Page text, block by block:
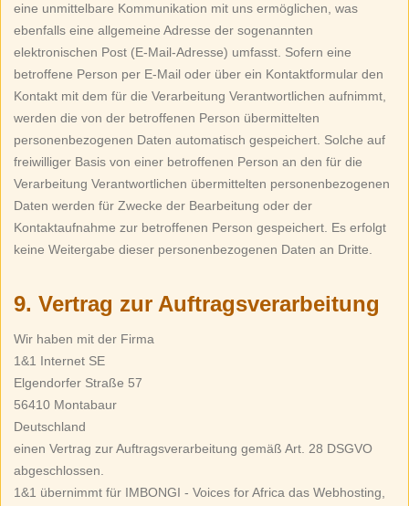
eine unmittelbare Kommunikation mit uns ermöglichen, was
ebenfalls eine allgemeine Adresse der sogenannten
elektronischen Post (E-Mail-Adresse) umfasst. Sofern eine
betroffene Person per E-Mail oder über ein Kontaktformular den
Kontakt mit dem für die Verarbeitung Verantwortlichen aufnimmt,
werden die von der betroffenen Person übermittelten
personenbezogenen Daten automatisch gespeichert. Solche auf
freiwilliger Basis von einer betroffenen Person an den für die
Verarbeitung Verantwortlichen übermittelten personenbezogenen
Daten werden für Zwecke der Bearbeitung oder der
Kontaktaufnahme zur betroffenen Person gespeichert. Es erfolgt
keine Weitergabe dieser personenbezogenen Daten an Dritte.
9. Vertrag zur Auftragsverarbeitung
Wir haben mit der Firma
1&1 Internet SE
Elgendorfer Straße 57
56410 Montabaur
Deutschland
einen Vertrag zur Auftragsverarbeitung gemäß Art. 28 DSGVO
abgeschlossen.
1&1 übernimmt für IMBONGI - Voices for Africa das Webhosting,